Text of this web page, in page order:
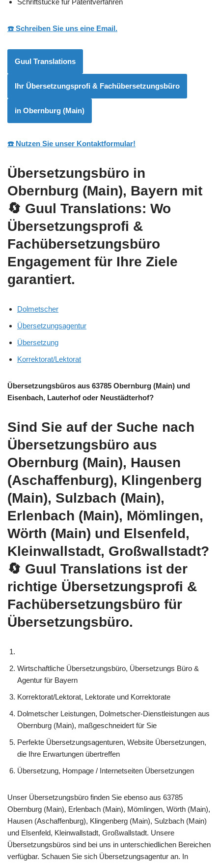
Schriftstücke für Patentverfahren
☎️ Schreiben Sie uns eine Email.
Guul Translations
Ihr Übersetzungsprofi & Fachübersetzungsbüro
in Obernburg (Main)
☎️ Nutzen Sie unser Kontaktformular!
Übersetzungsbüro in
Obernburg (Main), Bayern mit
🔄 Guul Translations: Wo
Übersetzungsprofi &
Fachübersetzungsbüro
Engagement für Ihre Ziele
garantiert.
Dolmetscher
Übersetzungsagentur
Übersetzung
Korrektorat/Lektorat
Übersetzungsbüros aus 63785 Obernburg (Main) und
Eisenbach, Lauterhof oder Neustädterhof?
Sind Sie auf der Suche nach
Übersetzungsbüro aus
Obernburg (Main), Hausen
(Aschaffenburg), Klingenberg
(Main), Sulzbach (Main),
Erlenbach (Main), Mömlingen,
Wörth (Main) und Elsenfeld,
Kleinwallstadt, Großwallstadt?
🔄 Guul Translations ist der
richtige Übersetzungsprofi &
Fachübersetzungsbüro für
Übersetzungsbüro.
Wirtschaftliche Übersetzungsbüro, Übersetzungs Büro &
Agentur für Bayern
Korrektorat/Lektorat, Lektorate und Korrektorate
Dolmetscher Leistungen, Dolmetscher-Dienstleistungen aus
Obernburg (Main), maßgeschneidert für Sie
Perfekte Übersetzungsagenturen, Website Übersetzungen,
die Ihre Erwartungen übertreffen
Übersetzung, Hompage / Internetseiten Übersetzungen
Unser Übersetzungsbüro finden Sie ebenso aus 63785
Obernburg (Main), Erlenbach (Main), Mömlingen, Wörth (Main),
Hausen (Aschaffenburg), Klingenberg (Main), Sulzbach (Main)
und Elsenfeld, Kleinwallstadt, Großwallstadt. Unsere
Übersetzungsbüros sind bei uns in unterschiedlichen Bereichen
verfügbar. Schauen Sie sich Übersetzungsagentur an. In